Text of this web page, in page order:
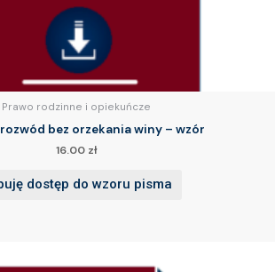
Prawo rodzinne i opiekuńcze
bez orzekania winy – wzór
16.00 zł
dostęp do wzoru pisma